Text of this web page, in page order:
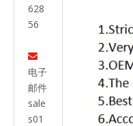
628
56

电子
邮件
sale
s01